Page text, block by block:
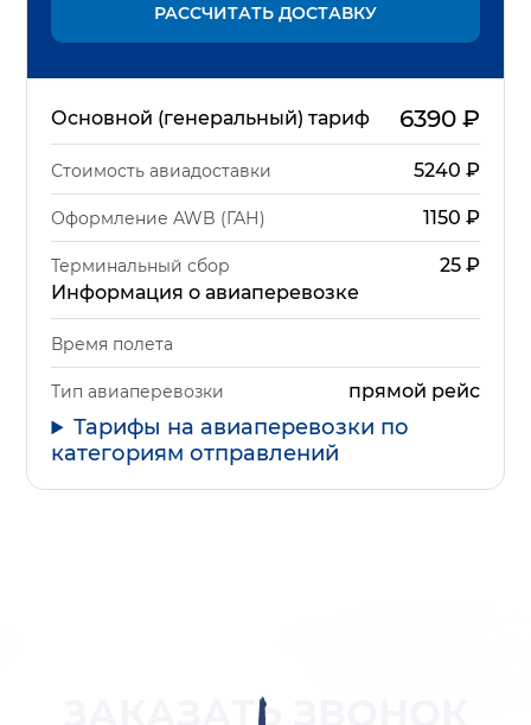
РАССЧИТАТЬ ДОСТАВКУ
Основной (генеральный) тариф 6390₽
Стоимость авиадоставки 5240 ₽
Оформление AWB (ГАН) 1150 ₽
Терминальный сбор 25₽
Информация о авиаперевозке
Время полета
Тип авиаперевозки прямой рейс
Тарифы на авиаперевозки по
категориям отправлений
ЗАКАЗАТЬ ЗВОНОК